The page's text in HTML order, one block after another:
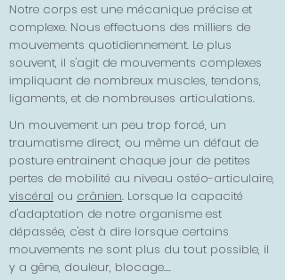
Notre corps est une mécanique précise et
complexe. Nous effectuons des milliers de
mouvements quotidiennement. Le plus
souvent, il s'agit de mouvements complexes
impliquant de nombreux muscles, tendons,
ligaments, et de nombreuses articulations.
Un mouvement un peu trop forcé, un
traumatisme direct, ou même un défaut de
posture entrainent chaque jour de petites
pertes de mobilité au niveau ostéo-articulaire,
viscéral ou crânien. Lorsque la capacité
d'adaptation de notre organisme est
dépassée, c'est à dire lorsque certains
mouvements ne sont plus du tout possible, il
y a gêne, douleur, blocage....